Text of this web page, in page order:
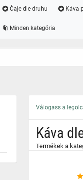
Čaje dle druhu Káva
Minden kategória
Válogass a
Káva
Termékek a